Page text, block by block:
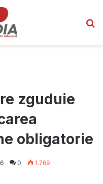
zguduie
obligatorie
0 1.769